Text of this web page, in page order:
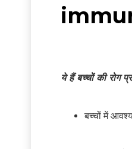
ये हैं बच्चों की रोग
बच्चों में